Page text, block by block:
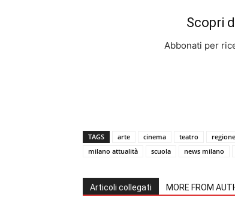
Scopri
Abbonati per
TAGS arte cinema teatro
milano attualità
scuola news milano
Articoli collegati MORE FROM